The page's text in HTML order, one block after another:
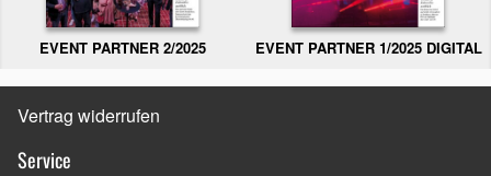
EVENT PARTNER 2/2025 EVENT PARTNER 1/2025 DIGITAL
Vertrag widerrufen
Service